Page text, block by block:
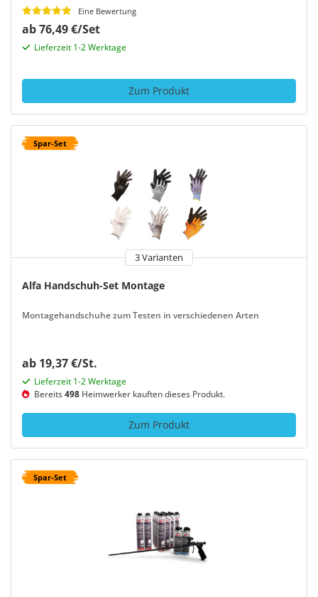
Eine Bewertung
ab 76,49 €/Set
Lieferzeit 1-2 Werktage
Zum Produkt
Spar-Set
3 Varianten
Alfa Handschuh-Set Montage
Montagehandschuhe zum Testen in verschiedenen Arten
ab 19,37 €/St.
Lieferzeit 1-2 Werktage
Bereits498 Heimwerker kauften dieses Produkt.
Zum Produkt
Spar-Set